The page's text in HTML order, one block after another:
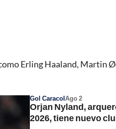
Erling Haaland, Martin
Gol CaracolAgo 2
Orjan Nyland,
2026, tiene nuevo